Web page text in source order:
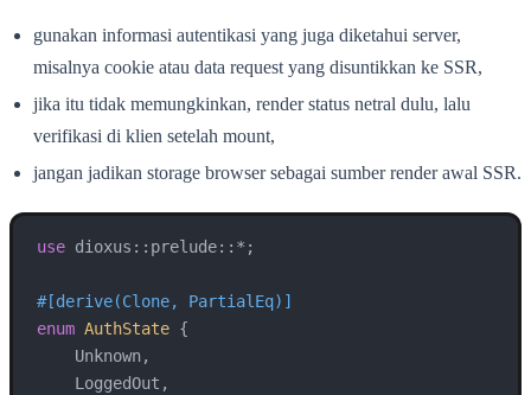
gunakan informasi autentikasi yang juga diketahui server,
misalnya cookie atau data request yang disuntikkan ke SSR,
jika itu tidak memungkinkan, render status netral dulu, lalu
verifikasi di klien setelah mount,
jangan jadikan storage browser sebagai sumber render awal SSR.
use dioxus::prelude::*;
#[derive(Clone, PartialEq)]
enum AuthState {
    Unknown,
    LoggedOut,